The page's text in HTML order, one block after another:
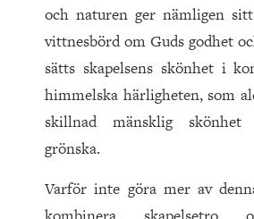
och naturen ger nämligen
vittnesbörd om Guds godhet
sätts skapelsens skönhet i
himmelska härligheten, som
skillnad mänsklig skönhet
grönska.
Varför inte göra mer av